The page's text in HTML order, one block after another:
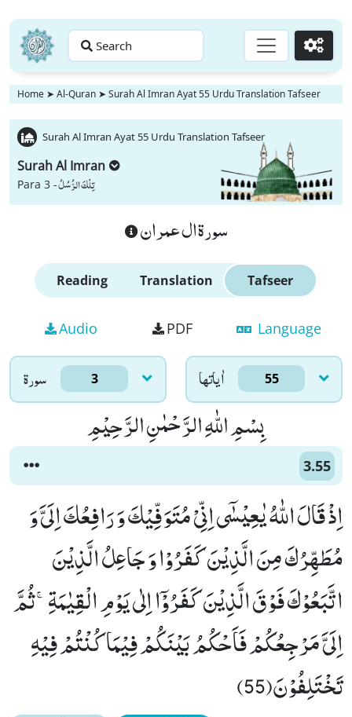
Search Go
Home ➤ Al-Quran ➤ Surah Al Imran Ayat 55 Urdu Translation Tafseer
Surah Al Imran Ayat 55 Urdu Translation Tafseer
Surah Al Imran
Para 3 -تِلْكَ الرُّسُلُ
سورة ال عمران
Reading Translation Tafseer
Audio PDF Language
سورۃ 3 اٰياتها 55
بِسْمِ اللّٰهِ الرَّحْمٰنِ الرَّحِیْمِ
3.55
اِذْ قَالَ اللّٰهُ یٰعِیْسٰۤى اِنِّیْ مُتَوَفِّیْكَ وَ رَافِعُكَ اِلَیَّ وَ
مُطَهِّرُكَ مِنَ الَّذِیْنَ كَفَرُوْا وَ جَاعِلُ الَّذِیْنَ
اتَّبَعُوْكَ فَوْقَ الَّذِیْنَ كَفَرُوْۤا اِلٰى یَوْمِ الْقِیٰمَةِۚ-ثُمَّ
اِلَیَّ مَرْجِعُكُمْ فَاَحْكُمُ بَیْنَكُمْ فِیْمَا كُنْتُمْ فِیْهِ
تَخْتَلِفُوْنَ(55)